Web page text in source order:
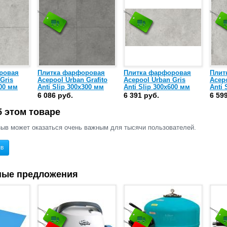
мм
Плитка фарфоровая
Acepool Urban Grafito
Anti Slip 300х300 мм
(904763)
6 086 руб.
Плитка фарфоровая
Acepool Urban Gris
Anti Slip 300х600 мм
(904246)
6 391 руб.
Anti
6
товаре
может оказаться очень важным для тысячи пользователей.
предложения